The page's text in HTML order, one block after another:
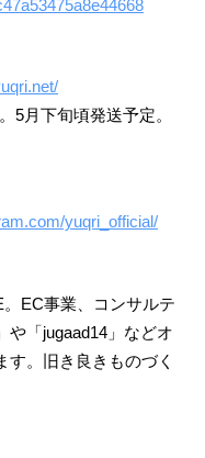
5月下旬頃発送予定。
yuqri_official/
EC事業、コンサルテ
や「jugaad14」などオ
す。旧き良きものづく